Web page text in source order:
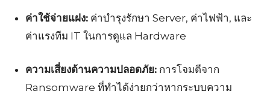
ค่าใช้จ่ายแฝง:ค่าบำรุงรักษา Server, ค่าไฟฟ้า, และ
ค่าแรงทีม IT ในการดูแล Hardware
ความเสี่ยงด้านความปลอดภัย:การโจมตีจาก
Ransomware ที่ทำได้ง่ายกว่าหากระบบความ